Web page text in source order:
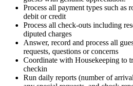
Process all payment types such as
debit or credit
Process all check-outs including
diputed charges
Answer, record and process all
requests, questions or concerns
Coordinate with Housekeeping to
checkin
Run daily reports (number of